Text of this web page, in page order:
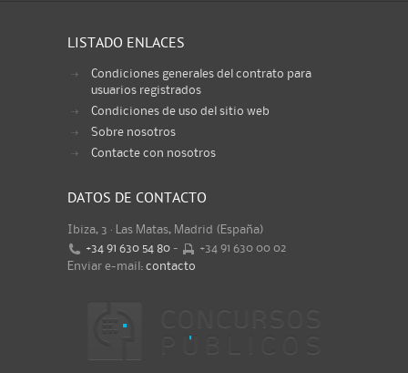
LISTADO ENLACES
Condiciones generales del contrato para
usuarios registrados
Condiciones de uso del sitio web
Sobre nosotros
Contacte con nosotros
DATOS DE CONTACTO
Ibiza, 3 · Las Matas, Madrid (España)
+34 91 630 54 80 -
+34 91 630 00 02
Enviar e-mail: contacto